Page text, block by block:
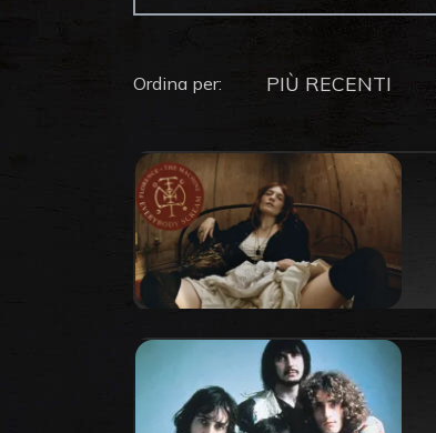
Ordina per: PIÙ RECENTI